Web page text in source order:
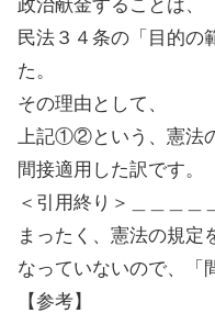
政治献金することは、
民法３４条の「目的の
た。
その理由として、
上記①②という、憲法
間接適用した訳です。
＜引用終り＞＿＿＿＿
まったく、憲法の規定
なっていないので、「
【参考】